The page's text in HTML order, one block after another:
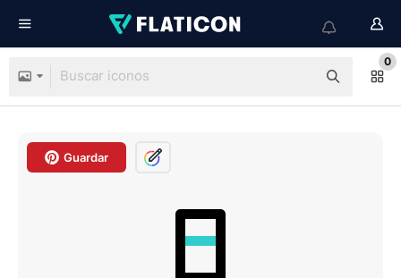
0
Guardar